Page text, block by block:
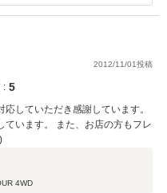
満足頂けるよう、スタッフ一
お近くに来られた際にはぜひ
、どうぞ宜しくお願い致しま
2012/11/01投稿
: 5
していただき感謝しています。
います。 また、お店の方もフレ
4WD